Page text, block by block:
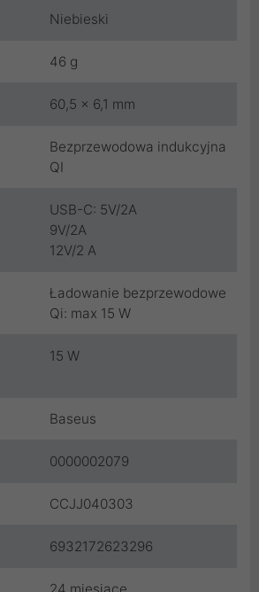
Niebieski
46 g
60,5 x 6,1 mm
Bezprzewodowa indukcyjna
QI
USB-C: 5V/2A
9V/2A
12V/2 A
Ładowanie bezprzewodowe
Qi: max 15 W
15 W
Baseus
0000002079
CCJJ040303
6932172623296